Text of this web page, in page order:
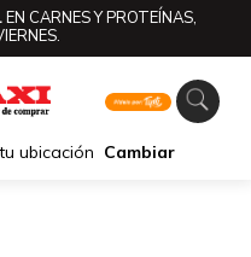
EN CARNES Y PROTEÍNAS,
ubicación Cambiar